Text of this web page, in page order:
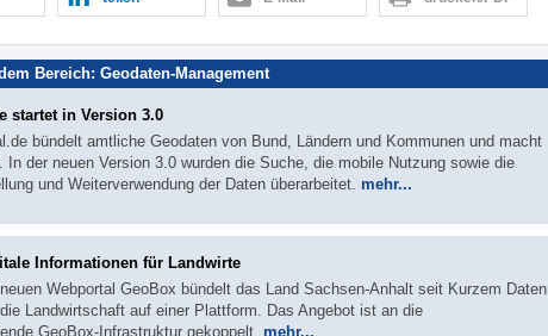
Bereich: Geodaten-Management
startet in Version 3.0
bündelt amtliche Geodaten von Bund, Ländern und Kommunen und macht
In der neuen Version 3.0 wurden die Suche, die mobile Nutzung sowie die
und Weiterverwendung der Daten überarbeitet. mehr...
Informationen für Landwirte
Webportal GeoBox bündelt das Land Sachsen-Anhalt seit Kurzem Daten
Landwirtschaft auf einer Plattform. Das Angebot ist an die
GeoBox-Infrastruktur gekoppelt. mehr...